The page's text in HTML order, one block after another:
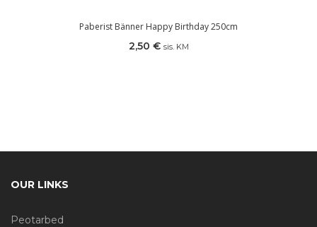
Paberist Bänner Happy Birthday 250cm
2,50 € sis. KM
OUR LINKS
Peotarbed